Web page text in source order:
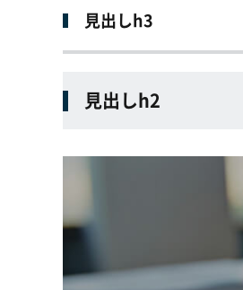
見出しh3
見出しh2